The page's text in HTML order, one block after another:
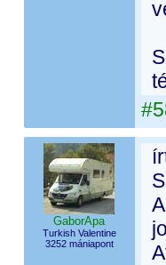
GaborApa
Turkish Valentine
3252 mániapont